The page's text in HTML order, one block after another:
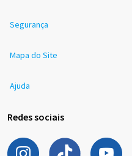
Segurança
Mapa do Site
Ajuda
Redes sociais